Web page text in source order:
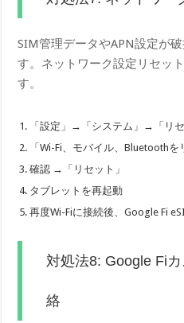
SIM管理データやAPN設定が
す。ネットワーク設定リセッ
す。
「設定」→「システム」→「リセ
「Wi-Fi、モバイル、Bluetooth
確認 →「リセット」
タブレットを再起動
再度Wi-Fiに接続後、Google Fi
対処法8: Google Fi
絡